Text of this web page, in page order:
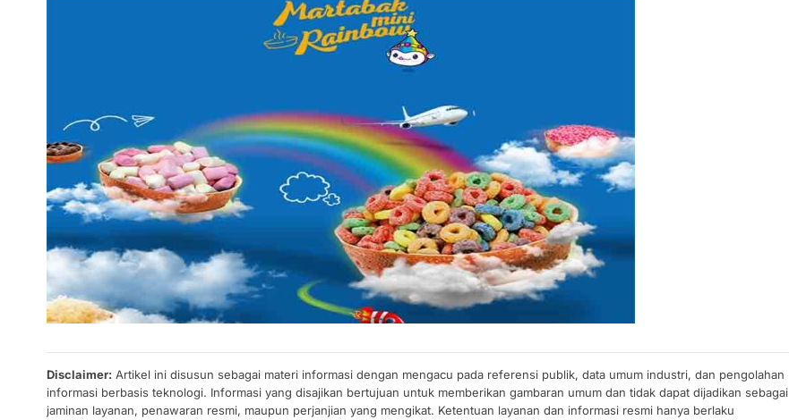
Disclaimer: Artikel ini disusun sebagai materi informasi dengan mengacu pada referensi publik, data umum industri, dan pengolahan
informasi berbasis teknologi. Informasi yang disajikan bertujuan untuk memberikan gambaran umum dan tidak dapat dijadikan sebagai
jaminan layanan, penawaran resmi, maupun perjanjian yang mengikat. Ketentuan layanan dan informasi resmi hanya berlaku